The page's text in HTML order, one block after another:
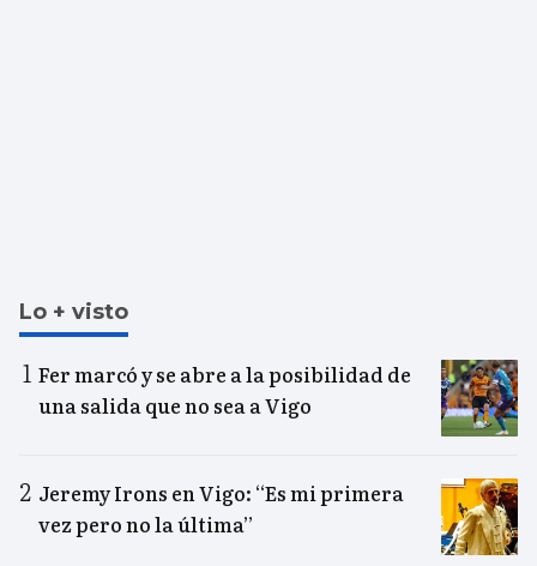
Lo + visto
Fer marcó y se abre a la posibilidad de
una salida que no sea a Vigo
Jeremy Irons en Vigo: “Es mi primera
vez pero no la última”